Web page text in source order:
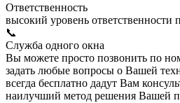
Ответственность
высокий уровень ответственности
📞
Служба одного окна
Вы можете просто позвонить по
задать любые вопросы о Вашей
всегда бесплатно дадут Вам
наилучший метод решения Вашей